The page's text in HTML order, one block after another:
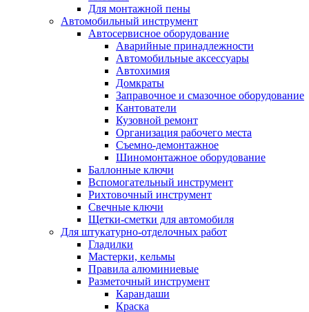
Для монтажной пены
Автомобильный инструмент
Автосервисное оборудование
Аварийные принадлежности
Автомобильные аксессуары
Автохимия
Домкраты
Заправочное и смазочное оборудование
Кантователи
Кузовной ремонт
Организация рабочего места
Съемно-демонтажное
Шиномонтажное оборудование
Баллонные ключи
Вспомогательный инструмент
Рихтовочный инструмент
Свечные ключи
Щетки-сметки для автомобиля
Для штукатурно-отделочных работ
Гладилки
Мастерки, кельмы
Правила алюминиевые
Разметочный инструмент
Карандаши
Краска